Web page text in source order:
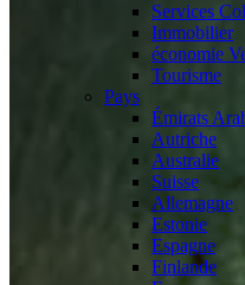
Services
Immobilier
économie
Tourisme
Pays
Émirats
Autriche
Australie
Suisse
Allemagne
Estonie
Espagne
Finlande